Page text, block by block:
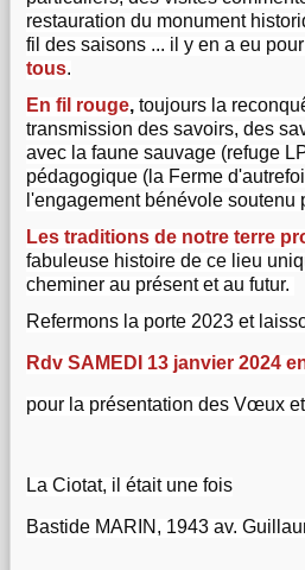
restauration du monument
fil des saisons ... il y en a eu
tous.
En fil rouge, toujours la
transmission des savoirs, des
avec la faune sauvage (refuge
pédagogique (la Ferme
l'engagement bénévole soutenu
Les traditions de notre terre
fabuleuse histoire de ce lieu
cheminer au présent et au futur.
Refermons la porte 2023 et
Rdv SAMEDI 13 janvier 2024
pour la présentation des Vœux
La Ciotat, il était une fois
Bastide MARIN, 1943 av.